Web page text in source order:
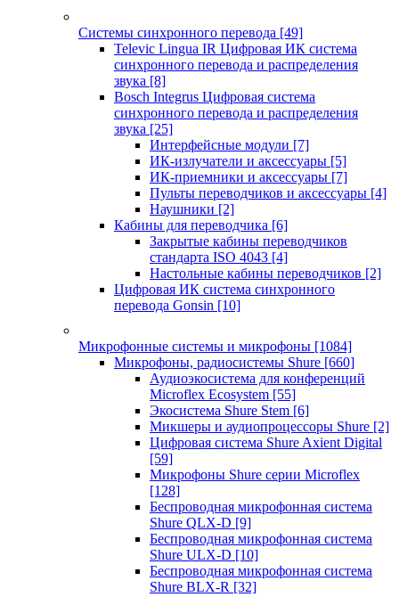
Системы синхронного перевода [49]
Televic Lingua IR Цифровая ИК система
синхронного перевода и распределения
звука [8]
Bosch Integrus Цифровая система
синхронного перевода и распределения
звука [25]
Интерфейсные модули [7]
ИК-излучатели и аксессуары [5]
ИК-приемники и аксессуары [7]
Пульты переводчиков и аксессуары [4]
Наушники [2]
Кабины для переводчика [6]
Закрытые кабины переводчиков
стандарта ISO 4043 [4]
Настольные кабины переводчиков [2]
Цифровая ИК система синхронного
перевода Gonsin [10]
Микрофонные системы и микрофоны [1084]
Микрофоны, радиосистемы Shure [660]
Аудиоэкосистема для конференций
Microflex Ecosystem [55]
Экосистема Shure Stem [6]
Микшеры и аудиопроцессоры Shure [2]
Цифровая система Shure Axient Digital
[59]
Микрофоны Shure серии Microflex
[128]
Беспроводная микрофонная система
Shure QLX-D [9]
Беспроводная микрофонная система
Shure ULX-D [10]
Беспроводная микрофонная система
Shure BLX-R [32]